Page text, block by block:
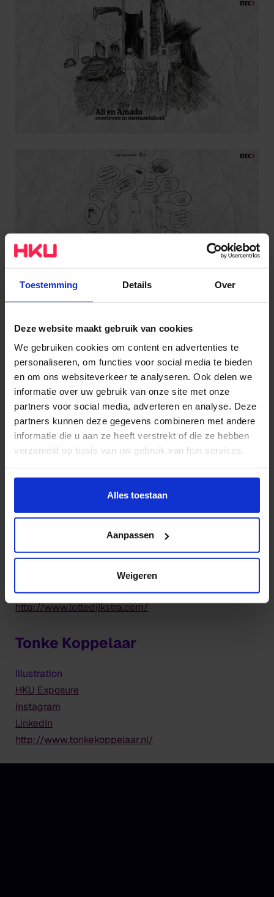
Toestemming Details Over
Deze website maakt gebruik van cookies
We gebruiken cookies om content en advertenties te
personaliseren, om functies voor social media te bieden
en om ons websiteverkeer te analyseren. Ook delen we
informatie over uw gebruik van onze site met onze
partners voor social media, adverteren en analyse. Deze
partners kunnen deze gegevens combineren met andere
informatie die u aan ze heeft verstrekt of die ze hebben
verzameld op basis van uw gebruik van hun services.
Wil je meer weten of de voorkeur aanpassen, bekijk dan
https://www.hku.nl/privacy-statement-en-
Alles toestaan
Aanpassen
Weigeren
De makers
Lotte Dijkstra
HKU Exposure
LinkedIn
http://www.lottedijkstra.com/
Tonke Koppelaar
Illustration
HKU Exposure
Instagram
LinkedIn
http://www.tonkekoppelaar.nl/